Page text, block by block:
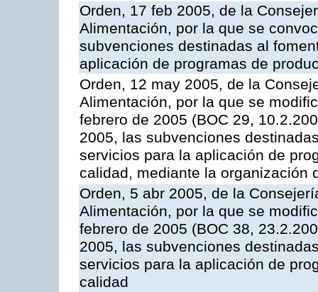
Orden, 17 feb 2005, de la
Alimentación, por la que se
subvenciones destinadas al
aplicación de programas de
Orden, 12 may 2005, de la
Alimentación, por la que se
febrero de 2005 (BOC 29,
2005, las subvenciones
servicios para la aplicación de
calidad, mediante la organización
Orden, 5 abr 2005, de la
Alimentación, por la que se
febrero de 2005 (BOC 38,
2005, las subvenciones
servicios para la aplicación de
calidad